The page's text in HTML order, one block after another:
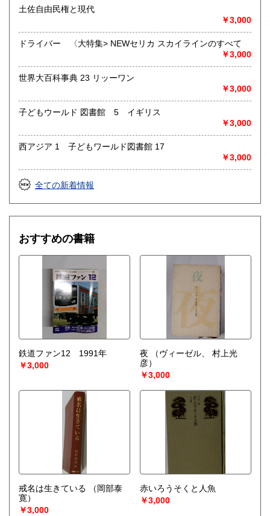
土佐自由民権と現代
￥3,000
ドライバー 〈大特集> NEWセリカ スカイラインのすべて
￥3,000
世界大百科事典 23 リッーワン
￥3,000
子どもウールド 図書館 5 イギリス
￥3,000
西アジア 1 子どもワールド図書館 17
￥3,000
全ての新着情報
おすすめの書籍
鉄道ファン12 1991年
￥3,000
夜
（ヴィーゼル、 村上光
彦）
￥3,000
戒名は生きている
（岡部泰
寛）
￥3,000
赤いろうそくと人魚
￥3,000